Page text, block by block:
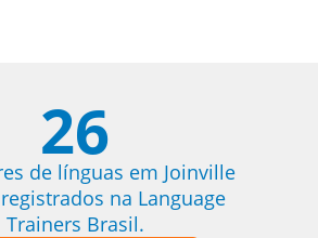
26
de línguas em Joinville
na Language
Trainers Brasil.